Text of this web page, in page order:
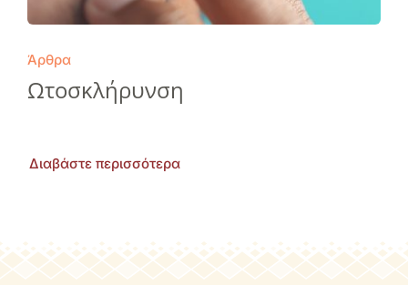
Άρθρα
Ωτοσκλήρυνση
Διαβάστε περισσότερα